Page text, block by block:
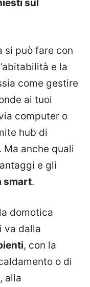
sul
si può fare con
e la
come gestire
ai tuoi
computer o
hub di
. Ma anche quali
e gli
smart.
domotica
va dalla
, con la
o di
alla